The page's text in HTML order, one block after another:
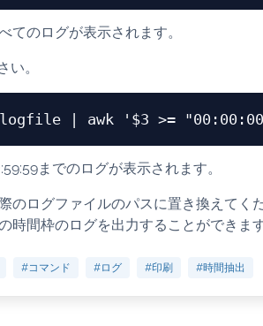
てのログが表示されます。
い。
までのログが表示されます。
のログファイルのパスに置き換えて
時間枠のログを出力することができます
#コマンド #ログ #印刷 #時間抽出